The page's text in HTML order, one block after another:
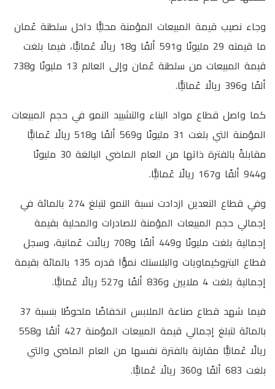
وجاء نصيب قيمة المبيعات المؤمنة محليًّا داخل سلطنة عُمان
ما قيمته 29 مليونًا و591 ألفًا و18 ريالًا عُمانيًّا، فيما بلغت
قيمة المبيعات من سلطنة عُمان وإلى العالم 13 مليونًا و738
ألفًا و396 ريالًا عُمانيًّا.
كما واصل قطاع مواد البناء والتشييد النمو في حجم المبيعات
المؤمنة التي بلغت 31 مليونًا و569 ألفًا و518 ريالًا عُمانيًّا
مقابلةً بالفترة ذاتها من العام الماضي البالغة 30 مليونًا
و944 ألفًا و167 ريالًا عُمانيًّا.
وفي قطاع التعدين ازدادت نسبة النمو لتبلغ 274 بالمائة في
إجمالي حجم المبيعات المؤمنة للصادرات والمحلية بقيمة
إجمالية بلغت مليونًا و449 ألفًا و708 ريالًات عُمانية، وسجل
قطاع البتروكيماويات والبلاستك نموًّا قدره 135 بالمائة بقيمة
إجمالية بلغت 4 ملايين و836 ألفًا و527 ريالًا عُمانيًّا.
فيما شهد قطاع صناعة الملابس انخفاضًا ملحوظًا بنسبة 37
بالمائة لتبلغ إجمالي قيمة المبيعات المؤمنة 427 ألفًا و558
ريالًا عُمانيًّا مقارنة بالفترة نفسها من العام الماضي والتي
بلغت 683 ألفًا و360 ريالًا عُمانيًّا.